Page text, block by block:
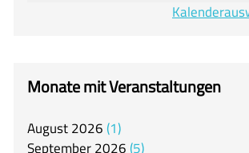
Offener Ganztag
Mensa
Monate mit Veranstaltungen
August2026 1
September2026 5